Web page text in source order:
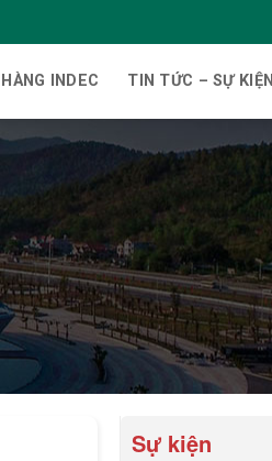
INDEC TIN TỨC – SỰ KIỆN
Sự kiện